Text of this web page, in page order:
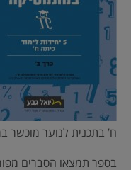
ח’ בתכנית לנוער מוכשר
בספר תמצאו הסברים